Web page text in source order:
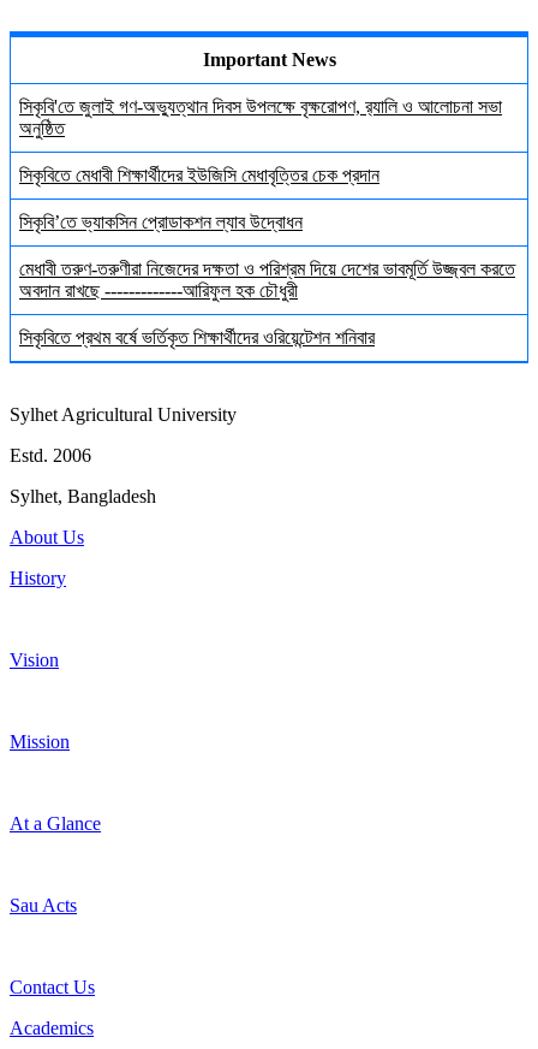
Important News
সিকৃবি'তে জুলাই গণ-অভ্যুত্থান দিবস উপলক্ষে বৃক্ষরোপণ, র‍্যালি ও আলোচনা সভা
অনুষ্ঠিত
সিকৃবিতে মেধাবী শিক্ষার্থীদের ইউজিসি মেধাবৃত্তির চেক প্রদান
সিকৃবি’তে ভ্যাকসিন প্রোডাকশন ল্যাব উদ্বোধন
মেধাবী তরুণ-তরুণীরা নিজেদের দক্ষতা ও পরিশ্রম দিয়ে দেশের ভাবমূর্তি উজ্জ্বল করতে
অবদান রাখছে -------------আরিফুল হক চৌধুরী
সিকৃবিতে প্রথম বর্ষে ভর্তিকৃত শিক্ষার্থীদের ওরিয়েন্টেশন শনিবার
Sylhet Agricultural University
Estd. 2006
Sylhet, Bangladesh
About Us
History
Vision
Mission
At a Glance
Sau Acts
Contact Us
Academics